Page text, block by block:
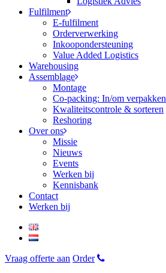
Fulfilment
E-fulfilment
Orderverwerking
Inkoopondersteuning
Value Added Logistics
Warehousing
Assemblage
Montage
Co-packing: In/om verpakken
Kwaliteitscontrole & sorteren
Reshoring
Over ons
Missie
Nieuws
Events
Werken bij
Kennisbank
Contact
Werken bij
Vraag offerte aan Order